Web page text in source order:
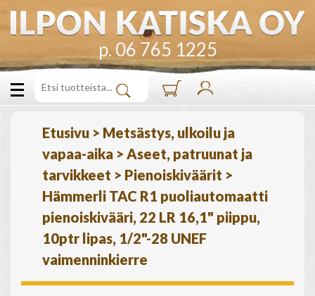
p. 06 765 1225
Etusivu > Metsästys, ulkoilu ja
vapaa-aika > Aseet, patruunat ja
tarvikkeet > Pienoiskiväärit >
Hämmerli TAC R1 puoliautomaatti
pienoiskivääri, 22 LR 16,1" piippu,
10ptr lipas, 1/2"-28 UNEF
vaimenninkierre